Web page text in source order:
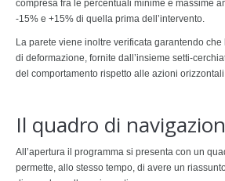
compresa fra le percentuali minime e massime
-15% e +15% di quella prima dell’intervento.
La parete viene inoltre verificata garantendo
di deformazione, fornite dall’insieme setti-
del comportamento rispetto alle azioni
Il quadro di
All’apertura il programma si presenta con un
permette, allo stesso tempo, di avere un